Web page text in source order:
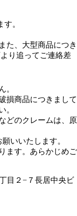
。
た、大型商品につき
り追ってご連絡差
。
損商品につきまして
。
どのクレームは、原
いいたします。
ます。あらかじめご
目２−７長居中央ビ